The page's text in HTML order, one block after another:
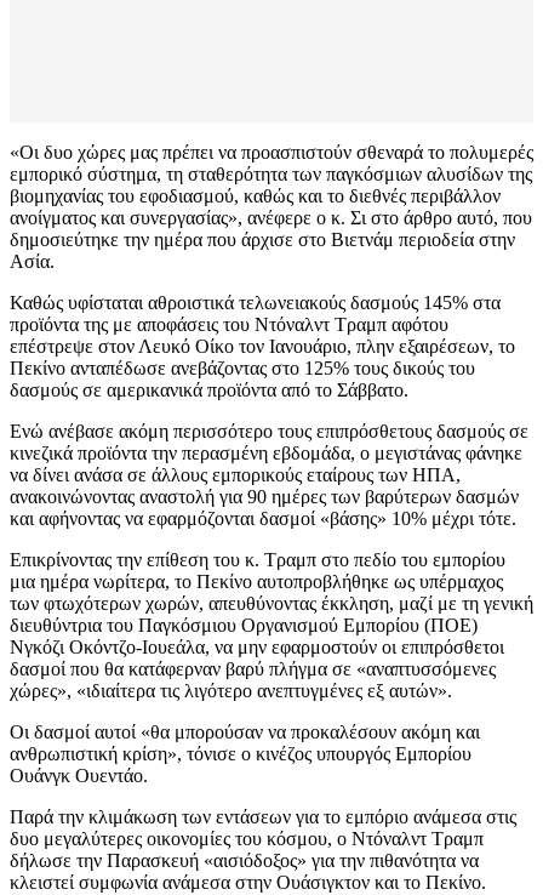
«Οι δυο χώρες μας πρέπει να προασπιστούν σθεναρά το πολυμερές
εμπορικό σύστημα, τη σταθερότητα των παγκόσμιων αλυσίδων της
βιομηχανίας του εφοδιασμού, καθώς και το διεθνές περιβάλλον
ανοίγματος και συνεργασίας», ανέφερε ο κ. Σι στο άρθρο αυτό, που
δημοσιεύτηκε την ημέρα που άρχισε στο Βιετνάμ περιοδεία στην
Ασία.
Καθώς υφίσταται αθροιστικά τελωνειακούς δασμούς 145% στα
προϊόντα της με αποφάσεις του Ντόναλντ Τραμπ αφότου
επέστρεψε στον Λευκό Οίκο τον Ιανουάριο, πλην εξαιρέσεων, το
Πεκίνο ανταπέδωσε ανεβάζοντας στο 125% τους δικούς του
δασμούς σε αμερικανικά προϊόντα από το Σάββατο.
Ενώ ανέβασε ακόμη περισσότερο τους επιπρόσθετους δασμούς σε
κινεζικά προϊόντα την περασμένη εβδομάδα, ο μεγιστάνας φάνηκε
να δίνει ανάσα σε άλλους εμπορικούς εταίρους των ΗΠΑ,
ανακοινώνοντας αναστολή για 90 ημέρες των βαρύτερων δασμών
και αφήνοντας να εφαρμόζονται δασμοί «βάσης» 10% μέχρι τότε.
Επικρίνοντας την επίθεση του κ. Τραμπ στο πεδίο του εμπορίου
μια ημέρα νωρίτερα, το Πεκίνο αυτοπροβλήθηκε ως υπέρμαχος
των φτωχότερων χωρών, απευθύνοντας έκκληση, μαζί με τη γενική
διευθύντρια του Παγκόσμιου Οργανισμού Εμπορίου (ΠΟΕ)
Νγκόζι Οκόντζο-Ιουεάλα, να μην εφαρμοστούν οι επιπρόσθετοι
δασμοί που θα κατάφερναν βαρύ πλήγμα σε «αναπτυσσόμενες
χώρες», «ιδιαίτερα τις λιγότερο ανεπτυγμένες εξ αυτών».
Οι δασμοί αυτοί «θα μπορούσαν να προκαλέσουν ακόμη και
ανθρωπιστική κρίση», τόνισε ο κινέζος υπουργός Εμπορίου
Ουάνγκ Ουεντάο.
Παρά την κλιμάκωση των εντάσεων για το εμπόριο ανάμεσα στις
δυο μεγαλύτερες οικονομίες του κόσμου, ο Ντόναλντ Τραμπ
δήλωσε την Παρασκευή «αισιόδοξος» για την πιθανότητα να
κλειστεί συμφωνία ανάμεσα στην Ουάσιγκτον και το Πεκίνο.